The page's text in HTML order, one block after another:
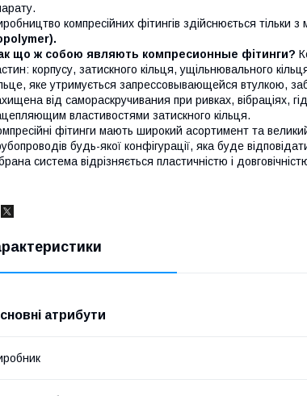
компресійних фітингів здійснюється тільки з
що ж собою являють компресионные фітинги?
корпусу, затискного кільця, ущільнювального
яке утримується запрессовывающейся втулкою,
від самораскручивания при ривках, вібраціях,
властивостями затискного кільця.
фітинги мають широкий асортимент та
будь-якої конфігурації, яка буде
система відрізняється пластичністю і
атрибути